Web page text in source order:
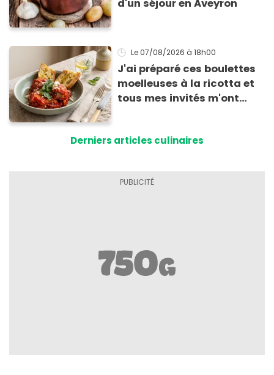
d'un séjour en Aveyron
Le 07/08/2026 à 18h00
J'ai préparé ces boulettes
moelleuses à la ricotta et
tous mes invités m'ont
Derniers articles culinaires